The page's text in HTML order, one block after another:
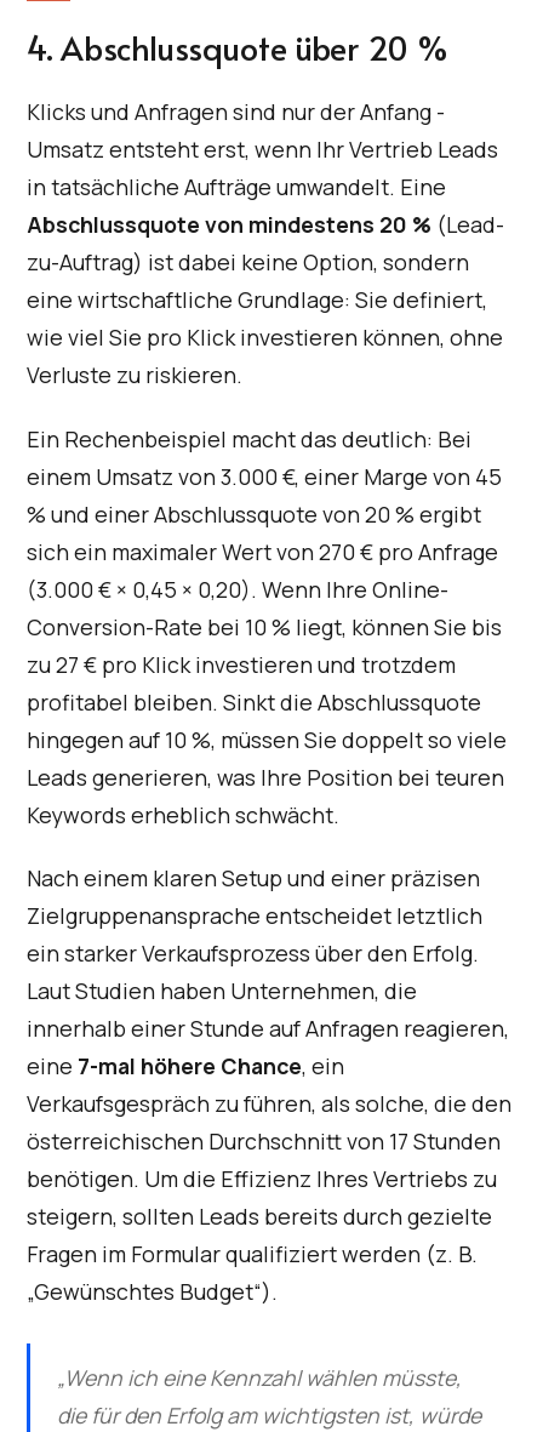
4. Abschlussquote über 20 %
Klicks und Anfragen sind nur der Anfang -
Umsatz entsteht erst, wenn Ihr Vertrieb Leads
in tatsächliche Aufträge umwandelt. Eine
Abschlussquote von mindestens 20 % (Lead-
zu-Auftrag) ist dabei keine Option, sondern
eine wirtschaftliche Grundlage: Sie definiert,
wie viel Sie pro Klick investieren können, ohne
Verluste zu riskieren.
Ein Rechenbeispiel macht das deutlich: Bei
einem Umsatz von 3.000 €, einer Marge von 45
% und einer Abschlussquote von 20 % ergibt
sich ein maximaler Wert von 270 € pro Anfrage
(3.000 € × 0,45 × 0,20). Wenn Ihre Online-
Conversion-Rate bei 10 % liegt, können Sie bis
zu 27 € pro Klick investieren und trotzdem
profitabel bleiben. Sinkt die Abschlussquote
hingegen auf 10 %, müssen Sie doppelt so viele
Leads generieren, was Ihre Position bei teuren
Keywords erheblich schwächt.
Nach einem klaren Setup und einer präzisen
Zielgruppenansprache entscheidet letztlich
ein starker Verkaufsprozess über den Erfolg.
Laut Studien haben Unternehmen, die
innerhalb einer Stunde auf Anfragen reagieren,
eine 7-mal höhere Chance, ein
Verkaufsgespräch zu führen, als solche, die den
österreichischen Durchschnitt von 17 Stunden
benötigen. Um die Effizienz Ihres Vertriebs zu
steigern, sollten Leads bereits durch gezielte
Fragen im Formular qualifiziert werden (z. B.
„Gewünschtes Budget“).
„Wenn ich eine Kennzahl wählen müsste,
die für den Erfolg am wichtigsten ist, würde